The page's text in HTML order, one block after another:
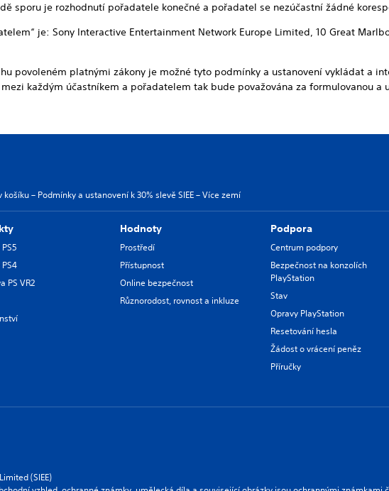
sporu je rozhodnutí pořadatele konečné a pořadatel se nezúčastní žádné
je: Sony Interactive Entertainment Network Europe Limited, 10 Great
povoleném platnými zákony je možné tyto podmínky a ustanovení vykládat a
každým účastníkem a pořadatelem tak bude považována za formulovanou a
košíku – Podmínky a ustanovení k 30% slevě SIEE – Více zemí
PS VR2
Hodnoty
Prostředí
Přístupnost
Online bezpečnost
Různorodost, rovnost a inkluze
Podpora
Centrum podpory
Bezpečnost na konzolích
PlayStation
Stav
Opravy PlayStation
Resetování hesla
Žádost o vrácení peněz
Příručky
(SIEE)